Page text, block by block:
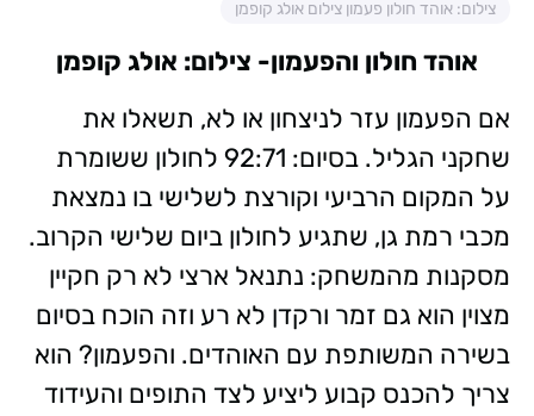
צילום: אוהד חולון פעמון צילום אולג קופמן
אוהד חולון והפעמון- צילום: אולג קופמן
אם הפעמון עזר לניצחון או לא, תשאלו את
שחקני הגליל. בסיום: 92:71 לחולון ששומרת
על המקום הרביעי וקורצת לשלישי בו נמצאת
מכבי רמת גן, שתגיע לחולון ביום שלישי הקרוב.
מסקנות מהמשחק: נתנאל ארצי לא רק חקיין
מצוין הוא גם זמר ורקדן לא רע וזה הוכח בסיום
בשירה המשותפת עם האוהדים. והפעמון? הוא
צריך להכנס קבוע ליציע לצד התופים והעידוד